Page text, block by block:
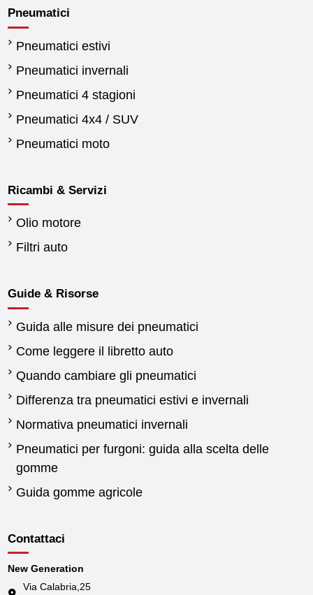
Pneumatici
Pneumatici estivi
Pneumatici invernali
Pneumatici 4 stagioni
Pneumatici 4x4 / SUV
Pneumatici moto
Ricambi & Servizi
Olio motore
Filtri auto
Guide & Risorse
Guida alle misure dei pneumatici
Come leggere il libretto auto
Quando cambiare gli pneumatici
Differenza tra pneumatici estivi e invernali
Normativa pneumatici invernali
Pneumatici per furgoni: guida alla scelta delle
gomme
Guida gomme agricole
Contattaci
New Generation
Via Calabria,25